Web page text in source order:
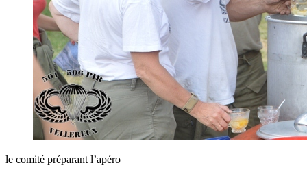
le comité préparant l’apéro